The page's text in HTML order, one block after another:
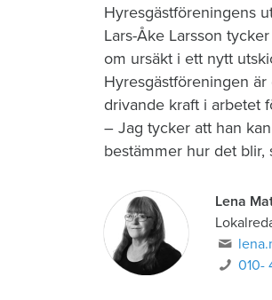
Hyresgästföreningens
Lars-Åke Larsson
om ursäkt i ett nytt
Hyresgästföreningen
drivande kraft i arbetet
– Jag tycker att han
bestämmer hur det blir,
Lena
010-